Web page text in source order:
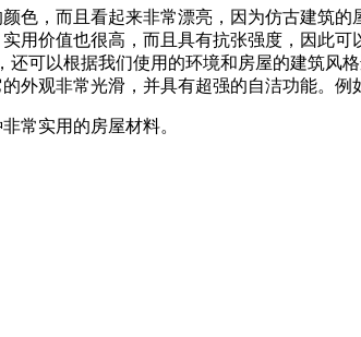
色，而且看起来非常漂亮，因为仿古建筑的
用价值也很高，而且具有抗张强度，因此可
还可以根据我们使用的环境和房屋的建筑风
外观非常光滑，并具有超强的自洁功能。
常实用的房屋材料。